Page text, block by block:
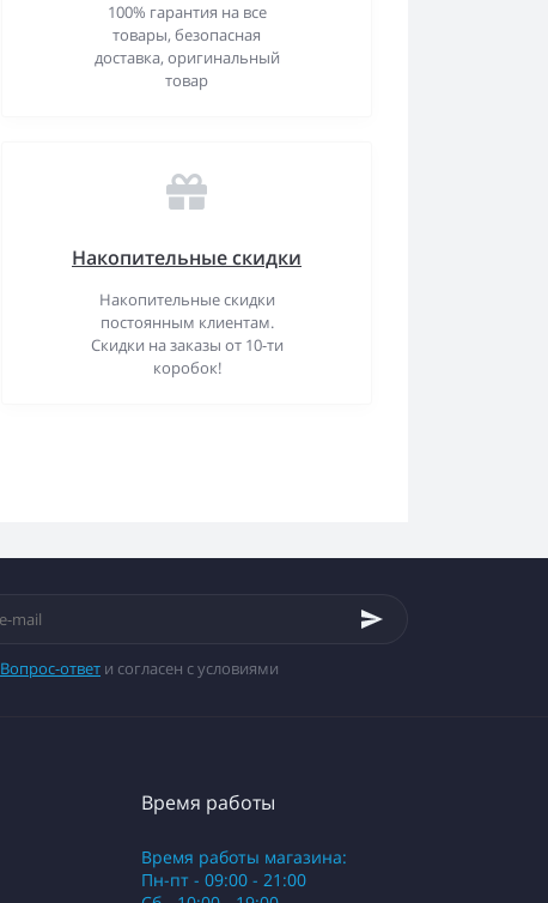
100% гарантия на все
товары, безопасная
доставка, оригинальный
товар
Накопительные скидки
Накопительные скидки
постоянным клиентам.
Скидки на заказы от 10-ти
коробок!
Вопрос-ответ и согласен с условиями
Время работы
Время работы магазина:
Пн-пт - 09:00 - 21:00